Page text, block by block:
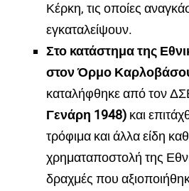
Κέρκη, τις οποίες
εγκαταλείψουν.
Στο κατάστημα της
στον Όρμο
καταλήφθηκε από τον
Γενάρη 1948) και
τρόφιμα και άλλα είδη
χρηματαποστολή της
δραχμές που